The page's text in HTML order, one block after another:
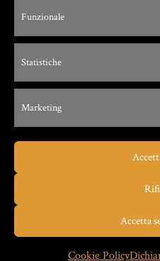
Funzionale
Statistiche
Marketing
Accetta
Cookie Policy
Via G. Leopardi, 9 –
Restaurant Guru